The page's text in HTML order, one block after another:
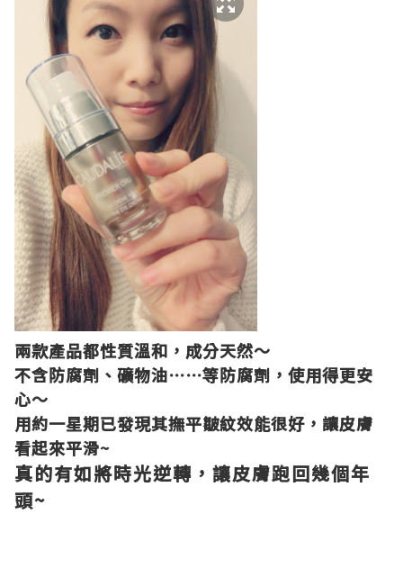
兩款產品都性質溫和，成分天然～
不含防腐劑、礦物油⋯⋯等防腐劑，使用得更安
心～
用約一星期已發現其撫平皺紋效能很好，讓皮膚
看起來平滑~
真的有如將時光逆轉，讓皮膚跑回幾個年
頭~